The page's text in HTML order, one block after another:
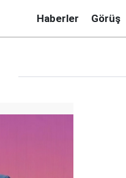
Haberler Görüş